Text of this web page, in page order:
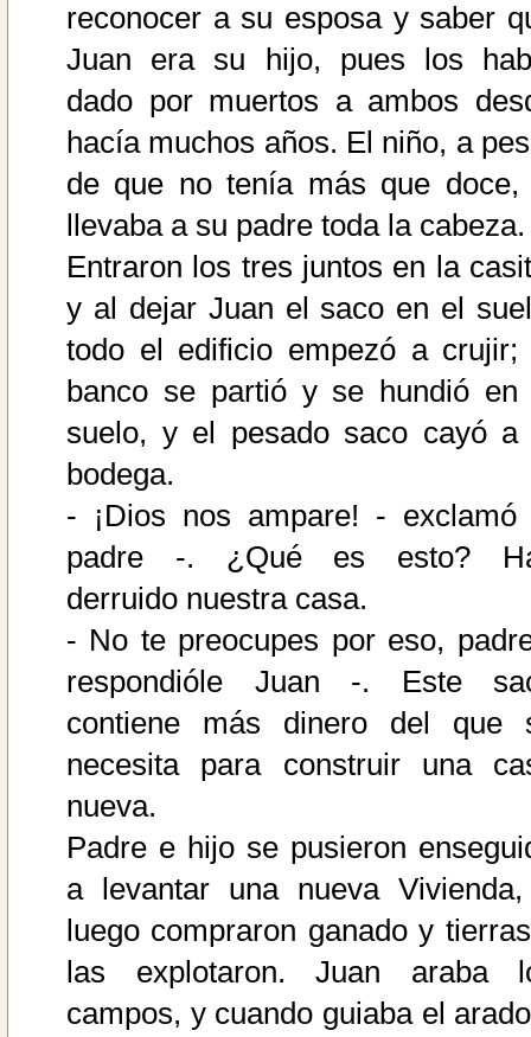
reconocer a su esposa y saber
Juan era su hijo, pues los
dado por muertos a ambos
hacía muchos años. El niño, a
de que no tenía más que doce,
llevaba a su padre toda la cabeza.
Entraron los tres juntos en la
y al dejar Juan el saco en el
todo el edificio empezó a crujir;
banco se partió y se hundió en
suelo, y el pesado saco cayó a
bodega.
- ¡Dios nos ampare! - exclamó
padre -. ¿Qué es esto?
derruido nuestra casa.
- No te preocupes por eso,
respondióle Juan -. Este
contiene más dinero del que
necesita para construir una
nueva.
Padre e hijo se pusieron
a levantar una nueva
luego compraron ganado y
las explotaron. Juan araba
campos, y cuando guiaba el